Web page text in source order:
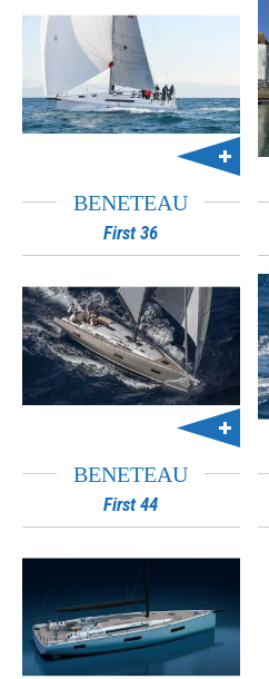
BENETEAU
First 36
BENETEAU
First 44